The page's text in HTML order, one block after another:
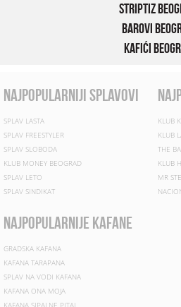
Striptiz
Barovi
Kafići
najpopularniji splavovi
SPLAV LASTA
SPLAV FREESTYLER
SPLAV SLOBODA
KLUB MONEY BEOGRAD
SPLAV LETO
SPLAV SINDIKAT
KLUB
KLUB
THE
KLUB
MR
najpopularnije kafane
GRADSKA KAFANA
KAFANA TARAPANA
SPLAV NA VODI KAFANA
KAFANA ONA MOJA
KAFANA SIPAJ NE PITAJ